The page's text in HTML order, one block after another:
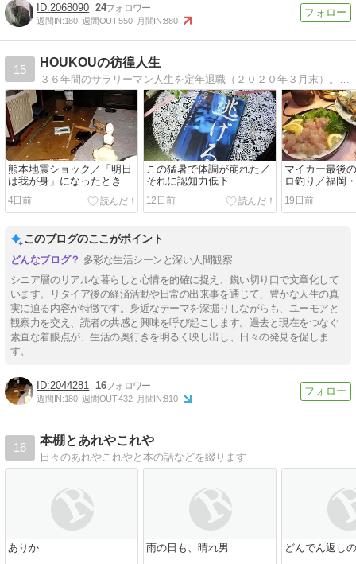
2068090 24
週間IN:180 週間OUT:550 月間IN:880
15
HOUKOUの彷徨人生
熊本地震ショック／「明日
は我が身」になったとき
4日前
この猛暑で体調が崩れた／
それに認知力低下
12日前
マイカー最後
ロ釣り／福岡
19日前
このブログのここがポイント
多彩な生活シーンと深い人間観察
シニア層のリアルな暮らしと心情を的確に捉え、鋭い切り口で文章化して
います。リタイア後の経済活動や日常の出来事を通じて、豊かな人生の真
実に迫る内容が特徴です。身近なテーマを深掘りしながらも、ユーモアと
観察力を交え、読者の共感と興味を呼び起こします。過去と現在をつなぐ
素直な着眼点が、生活の奥行きを明るく映し出し、日々の発見を促しま
す。
2044281 16
週間IN:180 週間OUT:432 月間IN:810
16
本棚とあれやこれや
日々のあれやこれやと本の話などを綴ります
ありか 雨の日も、晴れ男 どんでん返し